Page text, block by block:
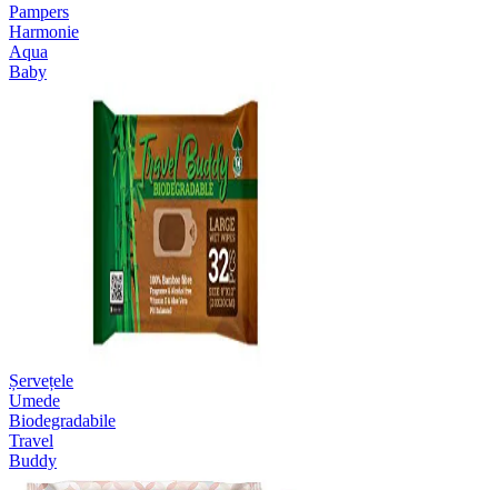
Pampers
Harmonie
Aqua
Baby
Șervețele
Umede
Biodegradabile
Travel
Buddy